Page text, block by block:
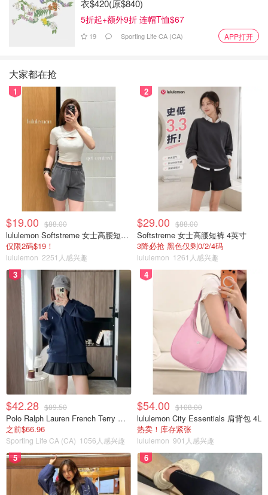
衣$420(原$840)
5折起+额外9折 连帽T恤$67
19 Sporting Life CA (CA) APP打开
大家都在抢
1
$19.00 $88.00
lululemon Softstreme 女士高腰短裤 10cm
仅限2码$19！
lululemon 2251人感兴趣
2
$29.00 $88.00
Softstreme 女士高腰短裤 4英寸
3降必抢 黑色仅剩0/2/4码
lululemon 1261人感兴趣
3
$42.28 $89.50
Polo Ralph Lauren French Terry 女童连帽卫衣 7-16码
之前$66.96
Sporting Life CA (CA) 1056人感兴趣
4
$54.00 $108.00
lululemon City Essentials 肩背包 4L
热卖！库存紧张
lululemon 901人感兴趣
5 6